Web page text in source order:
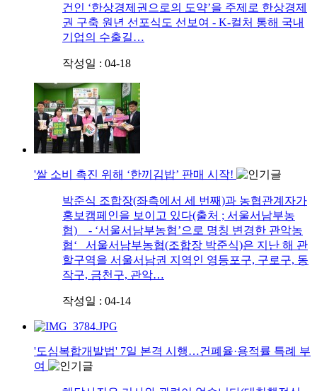
건인 ‘한상경제권으로의 도약’을 주제로 한상경제
권 구축 원년 선포식도 선보여 - K-컬처 통해 국내
기업의 수출길…
작성일 : 04-18
'쌀 소비 촉진 위해 ‘한끼김밥’ 판매 시작!
박준식 조합장(좌측에서 세 번째)과 농협관계자가
홍보캠페인을 보이고 있다(출처 ; 서울서남부농
협) - ‘서울서남부농협’으로 명칭 변경한 관악농
협‘ 서울서남부농협(조합장 박준식)은 지난 해 관
할구역을 서울서남권 지역인 영등포구, 구로구, 동
작구, 금천구, 관악…
작성일 : 04-14
'도심복합개발법' 7일 본격 시행…건폐율·용적률 특례 부
여